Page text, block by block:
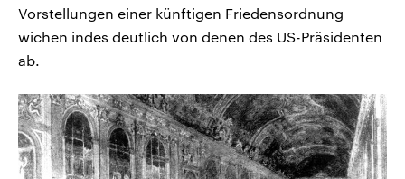
Vorstellungen einer künftigen Friedensordnung
wichen indes deutlich von denen des US-Präsidenten
ab.